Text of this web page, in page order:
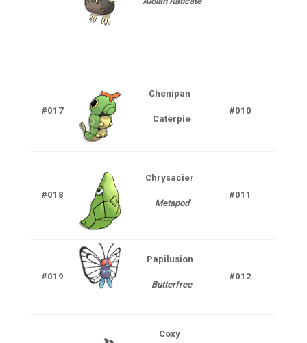
#017
Chenipan
Caterpie
#010
#018
Chrysacier
Metapod
#011
#019
Papilusion
Butterfree
#012
Coxy